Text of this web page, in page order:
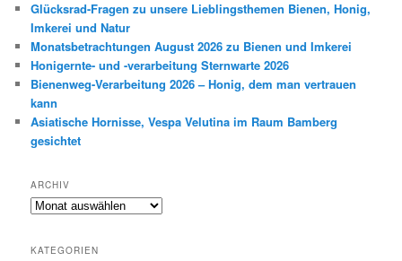
n
Glücksrad-Fragen zu unsere Lieblingsthemen Bienen, Honig,
Imkerei und Natur
Monatsbetrachtungen August 2026 zu Bienen und Imkerei
Honigernte- und -verarbeitung Sternwarte 2026
Bienenweg-Verarbeitung 2026 – Honig, dem man vertrauen
kann
Asiatische Hornisse, Vespa Velutina im Raum Bamberg
gesichtet
ARCHIV
Archiv
KATEGORIEN